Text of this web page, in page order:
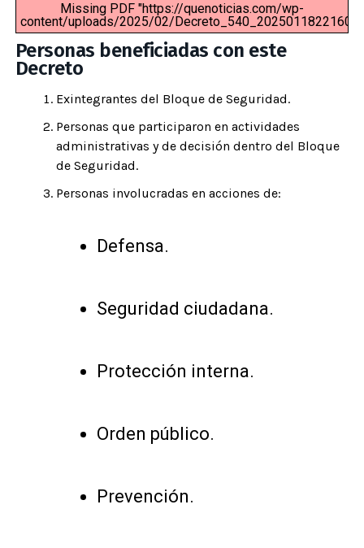
Missing PDF "https://quenoticias.com/wp-
content/uploads/2025/02/
Personas beneficiadas con este
Decreto
Exintegrantes del Bloque de Seguridad.
Personas que participaron en actividades
administrativas y de decisión dentro del Bloque
de Seguridad.
Personas involucradas en acciones de:
Defensa.
Seguridad ciudadana.
Protección interna.
Orden público.
Prevención.